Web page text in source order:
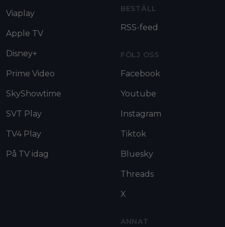
Viaplay
Apple TV
Disney+
Prime Video
SkyShowtime
SVT Play
TV4 Play
På TV idag
BESTÄLL
RSS-feed
FÖLJ OSS
Facebook
Youtube
Instagram
Tiktok
Bluesky
Threads
X
ANNAT